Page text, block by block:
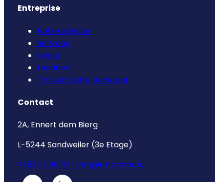
Entreprise
Notre agence
Services
Vente
Location
Trouvez votre acheteur
Contact
2A, Ennert dem Bierg
L-5244 Sandweiler (3e Etage)
+352 33 66 67-1info@rmsimmo.lu